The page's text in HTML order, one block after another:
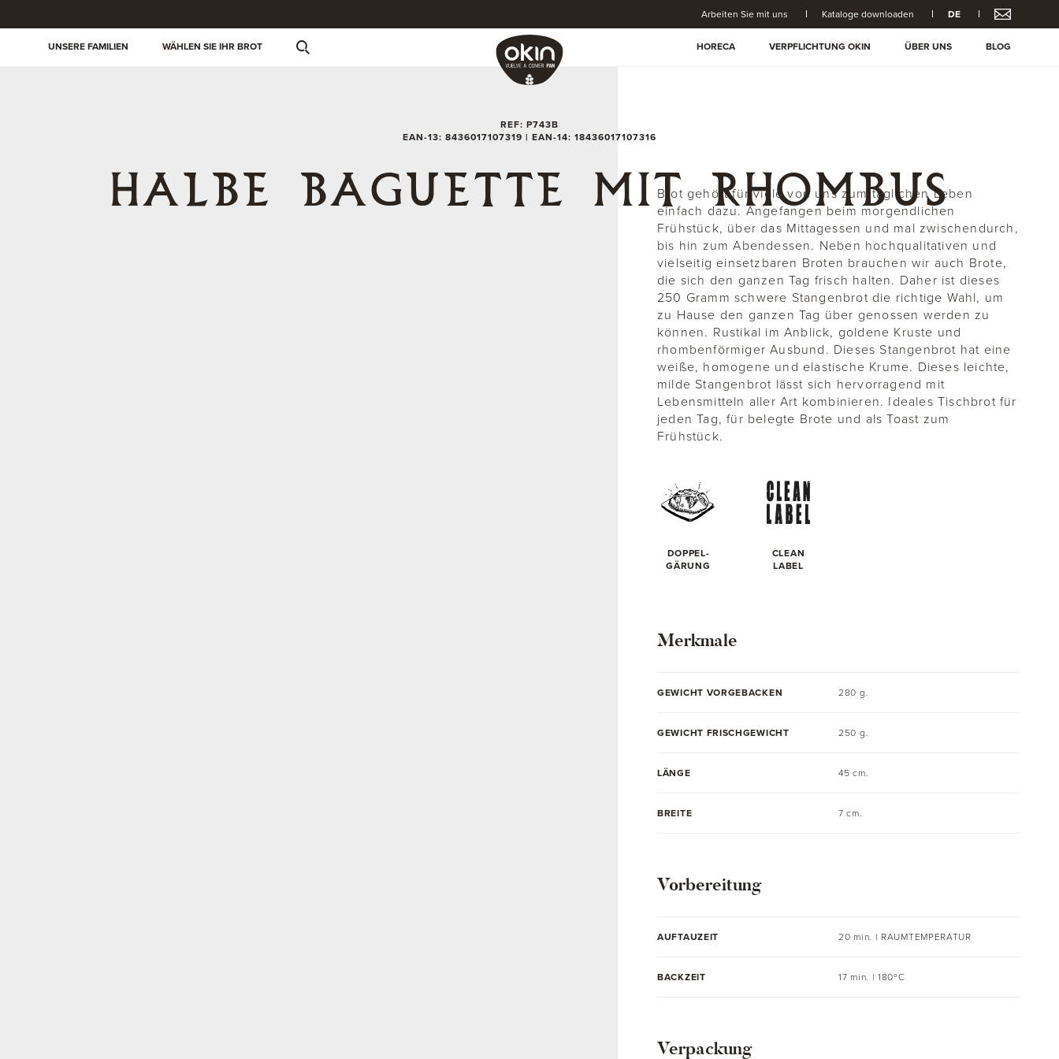
Arbeiten Sie mit uns Kataloge downloaden DE
UNSERE FAMILIEN WÄHLEN SIE IHR BROT HORECA VERPFLICHTUNG OKIN ÜBER UNS BLOG
REF: P743B
EAN-13: 8436017107319 | EAN-14: 18436017107316
HALBE BAGUETTE MIT RHOMBUS
Brot gehört für viele von uns zum täglichen Leben
einfach dazu. Angefangen beim morgendlichen
Frühstück, über das Mittagessen und mal zwischendurch,
bis hin zum Abendessen. Neben hochqualitativen und
vielseitig einsetzbaren Broten brauchen wir auch Brote,
die sich den ganzen Tag frisch halten. Daher ist dieses
250 Gramm schwere Stangenbrot die richtige Wahl, um
zu Hause den ganzen Tag über genossen werden zu
können. Rustikal im Anblick, goldene Kruste und
rhombenförmiger Ausbund. Dieses Stangenbrot hat eine
weiße, homogene und elastische Krume. Dieses leichte,
milde Stangenbrot lässt sich hervorragend mit
Lebensmitteln aller Art kombinieren. Ideales Tischbrot für
jeden Tag, für belegte Brote und als Toast zum
Frühstück.
DOPPEL-
GÄRUNG
CLEAN
LABEL
Merkmale
GEWICHT VORGEBACKEN 280 g.
GEWICHT FRISCHGEWICHT 250 g.
LÄNGE 45 cm.
BREITE 7 cm.
Vorbereitung
AUFTAUZEIT 20 min. | RAUMTEMPERATUR
BACKZEIT 17 min. | 180ºC
Verpackung